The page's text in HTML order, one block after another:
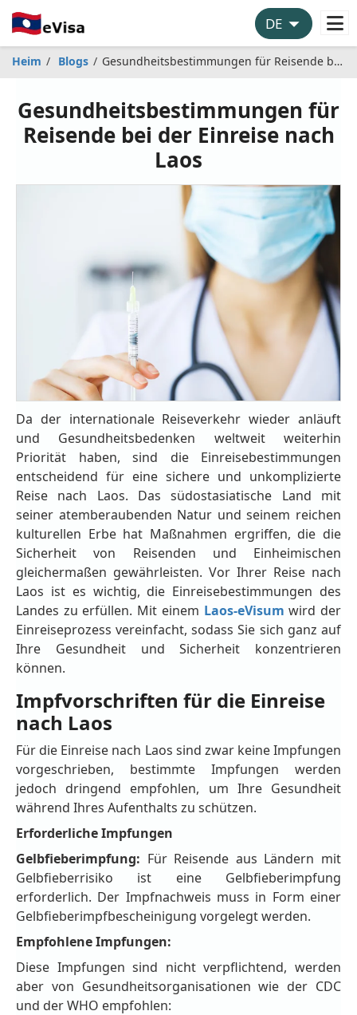
Heim Blogs Gesundheitsbestimmungen für Reisende bei der Einreise nach Laos
Gesundheitsbestimmungen für
Reisende bei der Einreise nach
Laos
Da der internationale Reiseverkehr wieder anläuft
und Gesundheitsbedenken weltweit weiterhin
Priorität haben, sind die Einreisebestimmungen
entscheidend für eine sichere und unkomplizierte
Reise nach Laos. Das südostasiatische Land mit
seiner atemberaubenden Natur und seinem reichen
kulturellen Erbe hat Maßnahmen ergriffen, die die
Sicherheit von Reisenden und Einheimischen
gleichermaßen gewährleisten. Vor Ihrer Reise nach
Laos ist es wichtig, die Einreisebestimmungen des
Landes zu erfüllen. Mit einem Laos-eVisum wird der
Einreiseprozess vereinfacht, sodass Sie sich ganz auf
Ihre Gesundheit und Sicherheit konzentrieren
können.
Impfvorschriften für die Einreise
nach Laos
Für die Einreise nach Laos sind zwar keine Impfungen
vorgeschrieben, bestimmte Impfungen werden
jedoch dringend empfohlen, um Ihre Gesundheit
während Ihres Aufenthalts zu schützen.
Erforderliche Impfungen
Gelbfieberimpfung: Für Reisende aus Ländern mit
Gelbfieberrisiko ist eine Gelbfieberimpfung
erforderlich. Der Impfnachweis muss in Form einer
Gelbfieberimpfbescheinigung vorgelegt werden.
Empfohlene Impfungen:
Diese Impfungen sind nicht verpflichtend, werden
aber von Gesundheitsorganisationen wie der CDC
und der WHO empfohlen: